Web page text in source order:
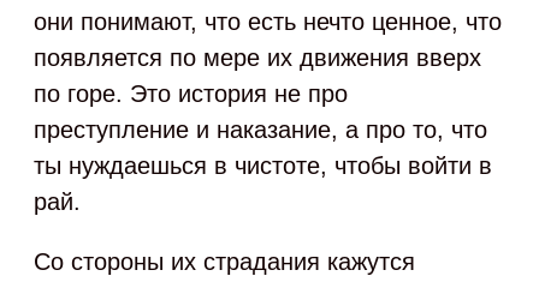
они понимают, что есть нечто ценное, что
появляется по мере их движения вверх
по горе. Это история не про
преступление и наказание, а про то, что
ты нуждаешься в чистоте, чтобы войти в
рай.
Со стороны их страдания кажутся